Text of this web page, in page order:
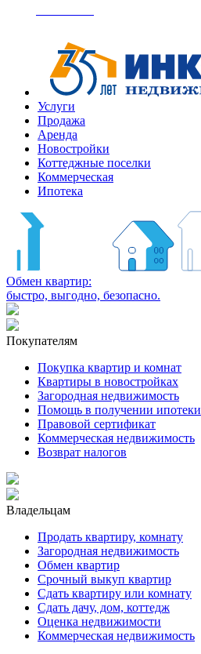
Услуги
Продажа
Аренда
Новостройки
Коттеджные поселки
Коммерческая
Ипотека
Обмен квартир:
быстро, выгодно, безопасно.
Покупателям
Покупка квартир и комнат
Квартиры в новостройках
Загородная недвижимость
Помощь в получении ипотеки
Правовой сертификат
Коммерческая недвижимость
Возврат налогов
Владельцам
Продать квартиру, комнату
Загородная недвижимость
Обмен квартир
Срочный выкуп квартир
Сдать квартиру или комнату
Сдать дачу, дом, коттедж
Оценка недвижимости
Коммерческая недвижимость